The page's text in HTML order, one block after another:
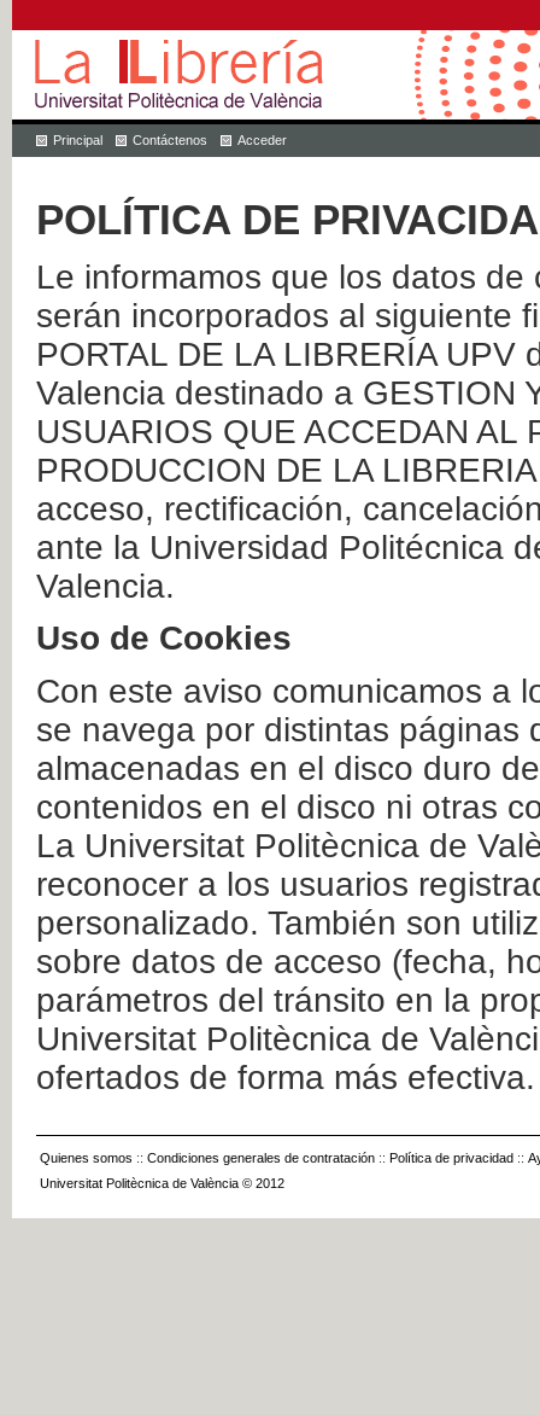
Principal Contáctenos Acceder
POLÍTICA DE
Le informamos que los datos
serán incorporados al siguiente
PORTAL DE LA LIBRERÍA
Valencia destinado a GESTION
USUARIOS QUE ACCEDAN AL
PRODUCCION DE LA
acceso, rectificación,
ante la Universidad Politécnica
Valencia.
Uso de Cookies
Con este aviso comunicamos a
se navega por distintas páginas
almacenadas en el disco duro
contenidos en el disco ni otras
La Universitat Politècnica de
reconocer a los usuarios
personalizado. También son
sobre datos de acceso (fecha,
parámetros del tránsito en la
Universitat Politècnica de
ofertados de forma más efectiva.
Quienes somos :: Condiciones generales de contratación :: Política de privacidad ::
Universitat Politècnica de València © 2012